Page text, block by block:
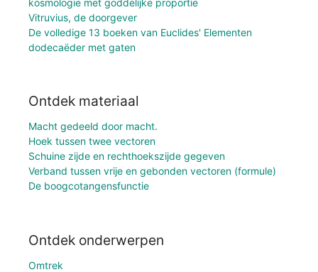
Vitruvius, de doorgever
De volledige 13 boeken van Euclides' Elementen
dodecaëder met gaten
Ontdek materiaal
Macht gedeeld door macht.
Hoek tussen twee vectoren
Schuine zijde en rechthoekszijde gegeven
Verband tussen vrije en gebonden vectoren (formule)
De boogcotangensfunctie
Ontdek onderwerpen
Omtrek